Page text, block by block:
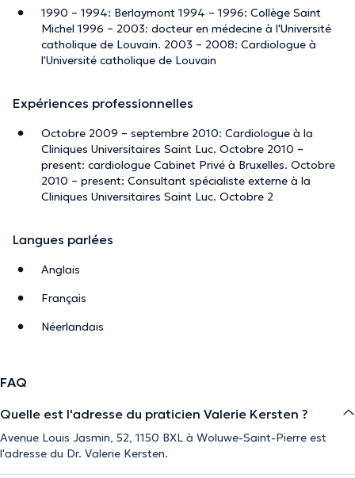
1990 – 1994: Berlaymont 1994 – 1996: Collège Saint
Michel 1996 – 2003: docteur en médecine à l'Université
catholique de Louvain. 2003 – 2008: Cardiologue à
l'Université catholique de Louvain
Expériences professionnelles
Octobre 2009 – septembre 2010: Cardiologue à la
Cliniques Universitaires Saint Luc. Octobre 2010 –
present: cardiologue Cabinet Privé à Bruxelles. Octobre
2010 – present: Consultant spécialiste externe à la
Cliniques Universitaires Saint Luc. Octobre 2
Langues parlées
Anglais
Français
Néerlandais
FAQ
Quelle est l'adresse du praticien Valerie Kersten ?
Avenue Louis Jasmin, 52, 1150 BXL à Woluwe-Saint-Pierre est
l'adresse du Dr. Valerie Kersten.